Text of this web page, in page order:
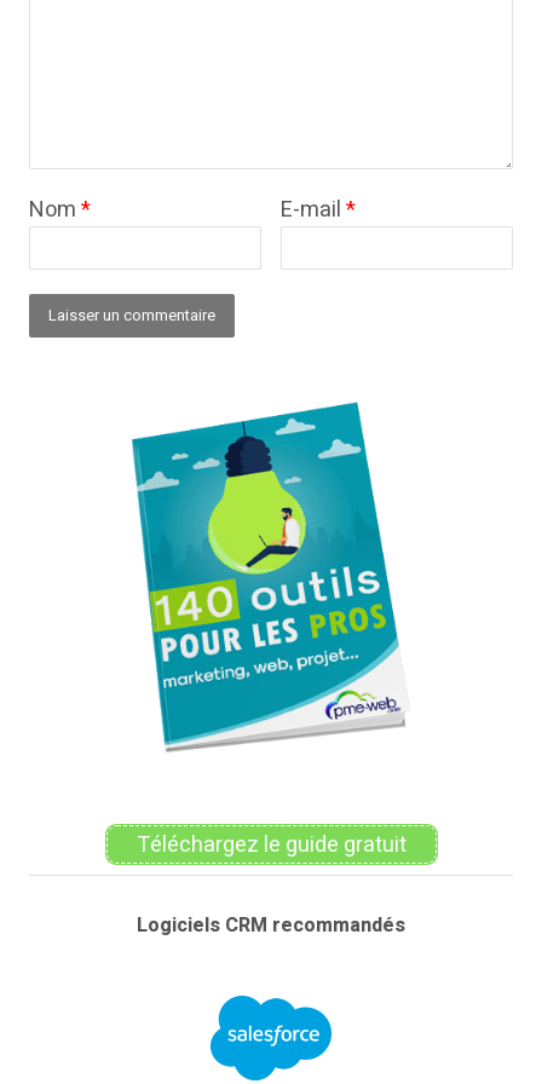
Nom* E-mail*
Téléchargez le guide gratuit
Logiciels CRM recommandés